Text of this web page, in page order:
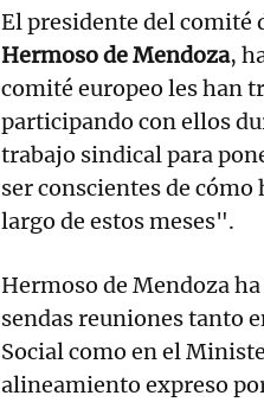
El presidente del comité
Hermoso de Mendoza,
comité europeo les han
participando con ellos
trabajo sindical para
ser conscientes de
largo de estos meses".
Hermoso de Mendoza
sendas reuniones tanto
Social como en el
alineamiento expreso